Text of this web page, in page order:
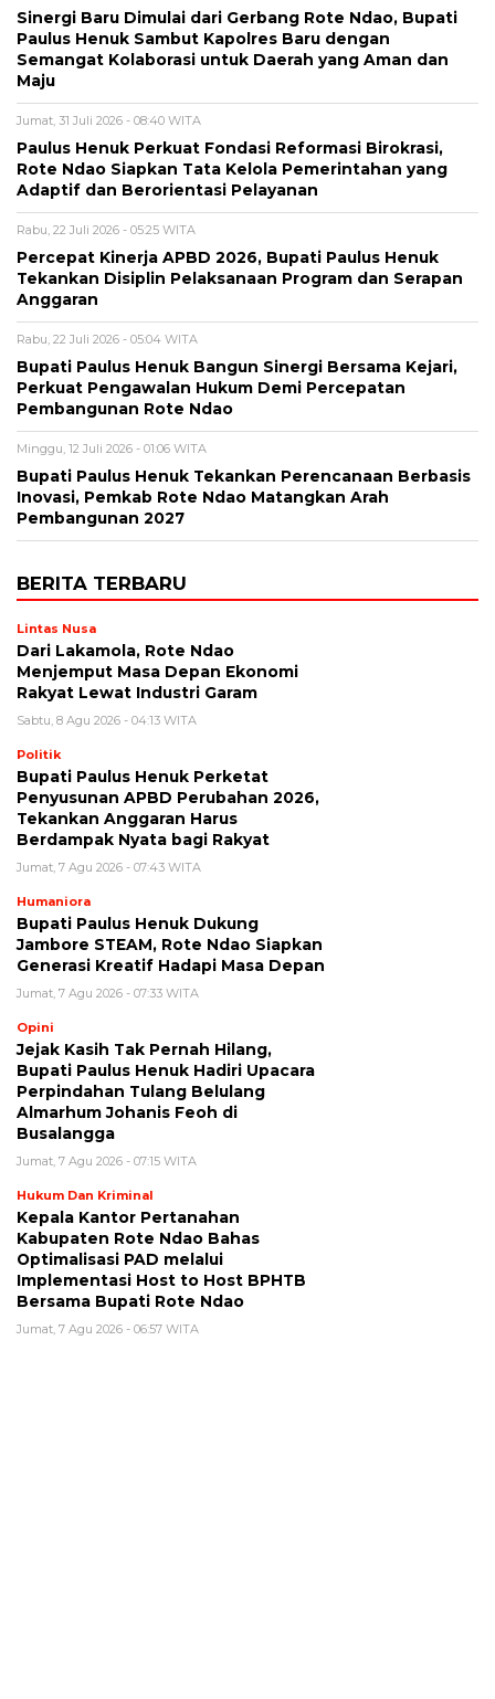
Sinergi Baru Dimulai dari Gerbang Rote Ndao, Bupati
Paulus Henuk Sambut Kapolres Baru dengan
Semangat Kolaborasi untuk Daerah yang Aman dan
Maju
Jumat, 31 Juli 2026 - 08:40 WITA
Paulus Henuk Perkuat Fondasi Reformasi Birokrasi,
Rote Ndao Siapkan Tata Kelola Pemerintahan yang
Adaptif dan Berorientasi Pelayanan
Rabu, 22 Juli 2026 - 05:25 WITA
Percepat Kinerja APBD 2026, Bupati Paulus Henuk
Tekankan Disiplin Pelaksanaan Program dan Serapan
Anggaran
Rabu, 22 Juli 2026 - 05:04 WITA
Bupati Paulus Henuk Bangun Sinergi Bersama Kejari,
Perkuat Pengawalan Hukum Demi Percepatan
Pembangunan Rote Ndao
Minggu, 12 Juli 2026 - 01:06 WITA
Bupati Paulus Henuk Tekankan Perencanaan Berbasis
Inovasi, Pemkab Rote Ndao Matangkan Arah
Pembangunan 2027
BERITA TERBARU
Lintas Nusa
Dari Lakamola, Rote Ndao
Menjemput Masa Depan Ekonomi
Rakyat Lewat Industri Garam
Sabtu, 8 Agu 2026 - 04:13 WITA
Politik
Bupati Paulus Henuk Perketat
Penyusunan APBD Perubahan 2026,
Tekankan Anggaran Harus
Berdampak Nyata bagi Rakyat
Jumat, 7 Agu 2026 - 07:43 WITA
Humaniora
Bupati Paulus Henuk Dukung
Jambore STEAM, Rote Ndao Siapkan
Generasi Kreatif Hadapi Masa Depan
Jumat, 7 Agu 2026 - 07:33 WITA
Opini
Jejak Kasih Tak Pernah Hilang,
Bupati Paulus Henuk Hadiri Upacara
Perpindahan Tulang Belulang
Almarhum Johanis Feoh di
Busalangga
Jumat, 7 Agu 2026 - 07:15 WITA
Hukum Dan Kriminal
Kepala Kantor Pertanahan
Kabupaten Rote Ndao Bahas
Optimalisasi PAD melalui
Implementasi Host to Host BPHTB
Bersama Bupati Rote Ndao
Jumat, 7 Agu 2026 - 06:57 WITA